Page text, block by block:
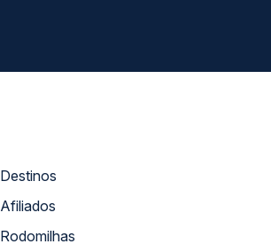
Destinos
Afiliados
Rodomilhas